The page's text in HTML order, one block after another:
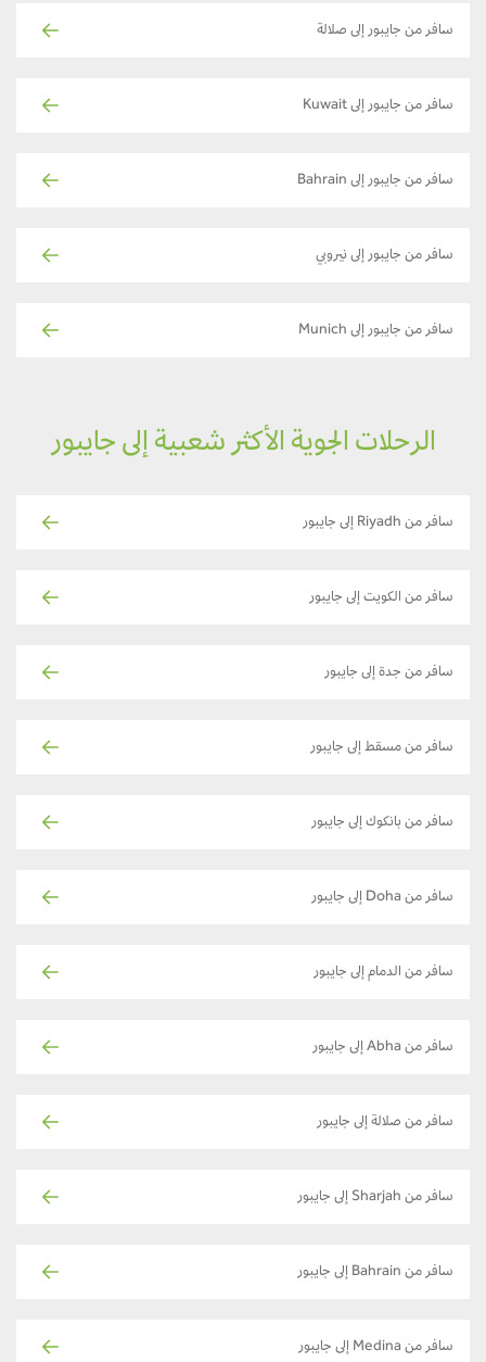
سافر من جايبور إلى صلالة
سافر من جايبور إلى Kuwait
سافر من جايبور إلى Bahrain
سافر من جايبور إلى نيروبي
سافر من جايبور إلى Munich
الرحلات الجوية الأكثر شعبية إلى جايبور
سافر من Riyadh إلى جايبور
سافر من الكويت إلى جايبور
سافر من جدة إلى جايبور
سافر من مسقط إلى جايبور
سافر من بانكوك إلى جايبور
سافر من Doha إلى جايبور
سافر من الدمام إلى جايبور
سافر من Abha إلى جايبور
سافر من صلالة إلى جايبور
سافر من Sharjah إلى جايبور
سافر من Bahrain إلى جايبور
سافر من Medina إلى جايبور